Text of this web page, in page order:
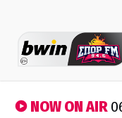
NOW ON AIR